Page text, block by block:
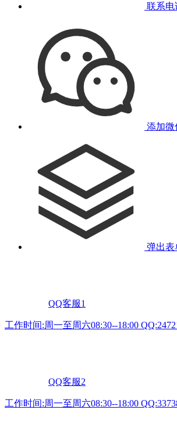
联系电
添加微
弹出表
QQ客服1
工作时间:周一至周六08:30--18:00
QQ客服2
工作时间:周一至周六08:30--18:00